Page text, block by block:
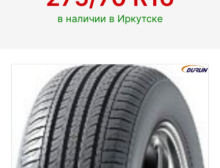
в наличии в Иркутске